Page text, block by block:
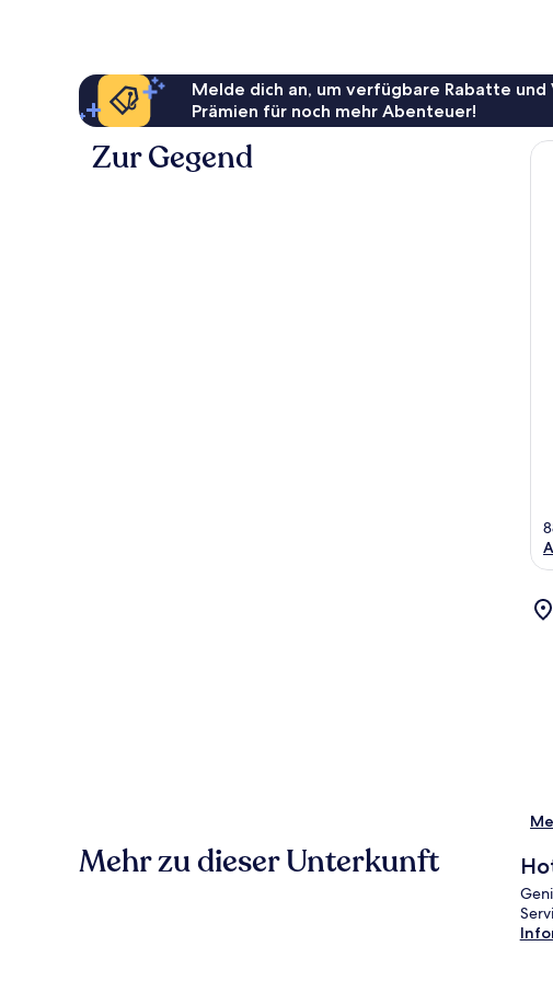
Melde dich an, um verfügbare Rabatte
Prämien für noch mehr Abenteuer!
Zur Gegend
Mehr zu dieser Unterkunft